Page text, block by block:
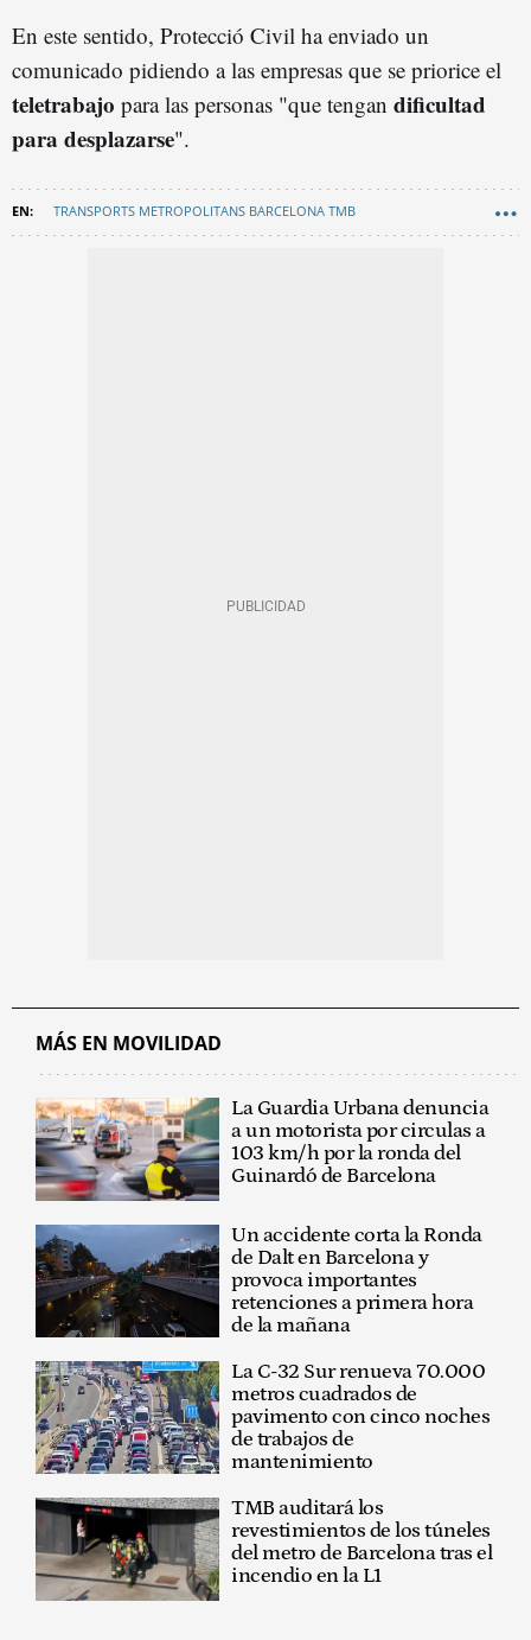
En este sentido, Protecció Civil ha enviado un
comunicado pidiendo a las empresas que se priorice el
teletrabajo para las personas "que tengan dificultad
para desplazarse".
TRANSPORTS METROPOLITANS BARCELONA TMB
MÁS EN MOVILIDAD
La Guardia Urbana denuncia
a un motorista por circulas a
103 km/h por la ronda del
Guinardó de Barcelona
Un accidente corta la Ronda
de Dalt en Barcelona y
provoca importantes
retenciones a primera hora
de la mañana
La C-32 Sur renueva 70.000
metros cuadrados de
pavimento con cinco noches
de trabajos de
mantenimiento
TMB auditará los
revestimientos de los túneles
del metro de Barcelona tras el
incendio en la L1